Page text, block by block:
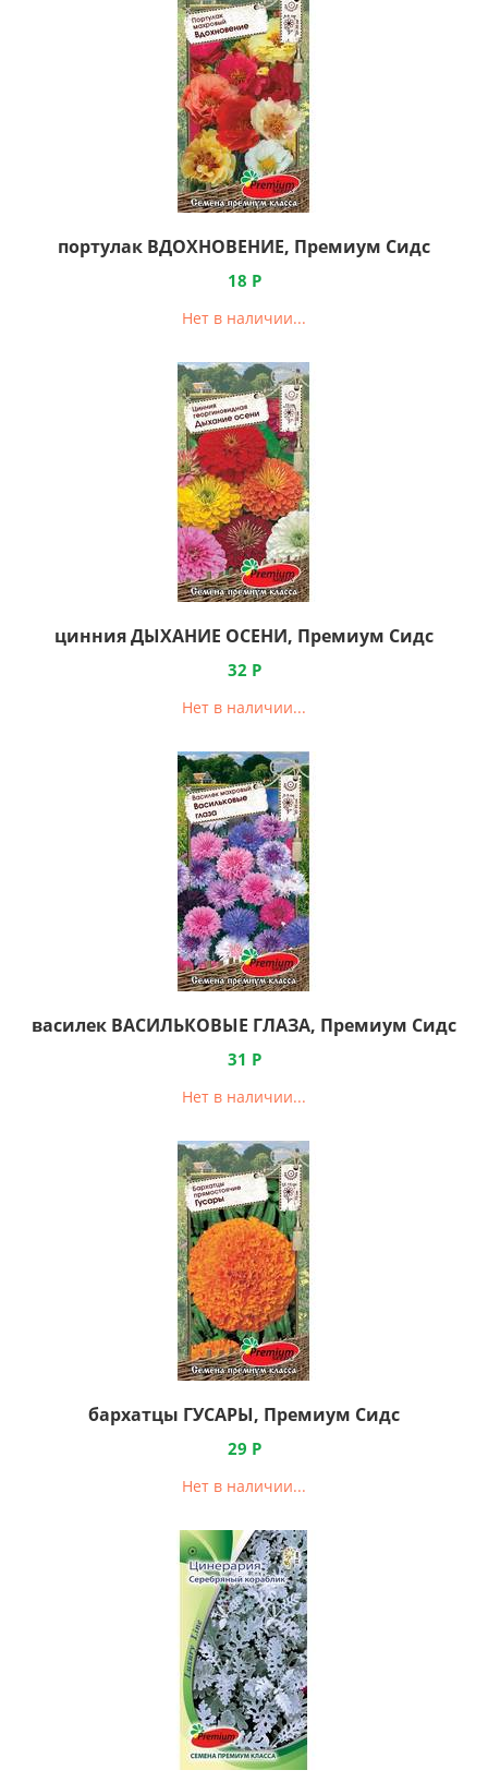
портулак ВДОХНОВЕНИЕ, Премиум Сидс
18 Р
Нет в наличии...
цинния ДЫХАНИЕ ОСЕНИ, Премиум Сидс
32 Р
Нет в наличии...
василек ВАСИЛЬКОВЫЕ ГЛАЗА, Премиум Сидс
31 Р
Нет в наличии...
бархатцы ГУСАРЫ, Премиум Сидс
29 Р
Нет в наличии...